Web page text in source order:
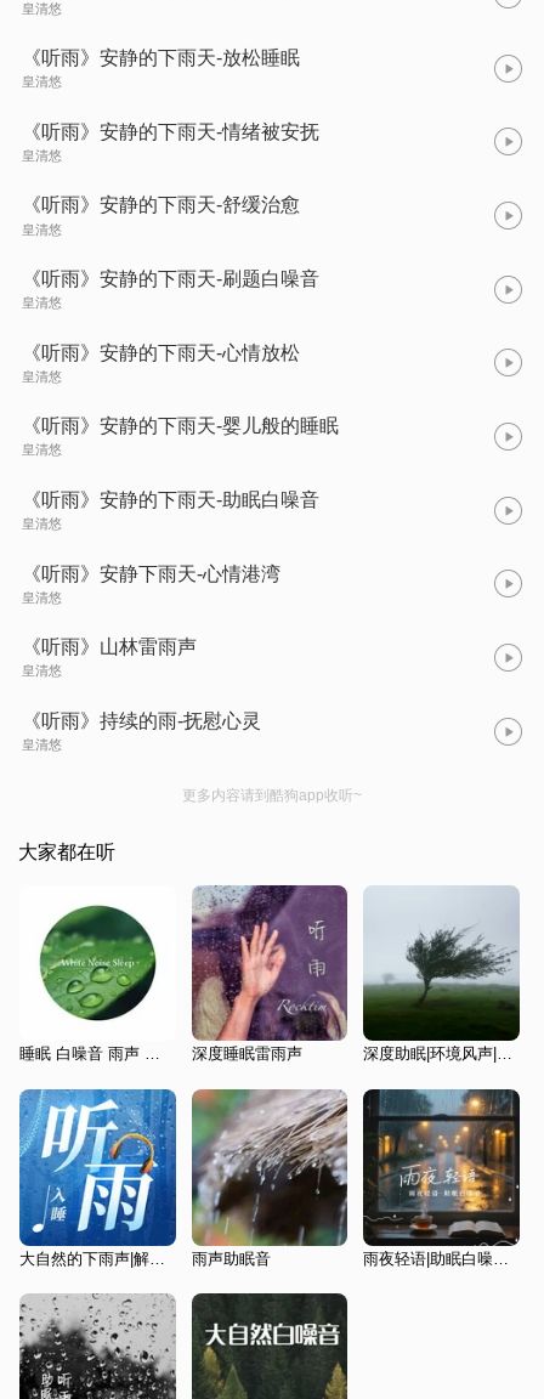
皇清悠
《听雨》安静的下雨天-放松睡眠
皇清悠
《听雨》安静的下雨天-情绪被安抚
皇清悠
《听雨》安静的下雨天-舒缓治愈
皇清悠
《听雨》安静的下雨天-刷题白噪音
皇清悠
《听雨》安静的下雨天-心情放松
皇清悠
《听雨》安静的下雨天-婴儿般的睡眠
皇清悠
《听雨》安静的下雨天-助眠白噪音
皇清悠
《听雨》安静下雨天-心情港湾
皇清悠
《听雨》山林雷雨声
皇清悠
《听雨》持续的雨-抚慰心灵
皇清悠
更多内容请到酷狗app收听~
大家都在听
睡眠 白噪音 雨声 自然森林氛围之声 深度睡眠雷雨声 深度助眠|环境风声|大自然声音|白噪音
雨声助眠音